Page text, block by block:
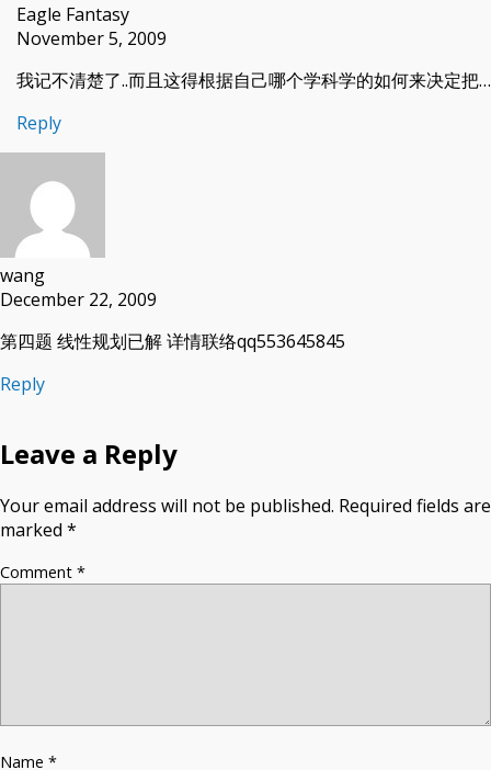
Eagle Fantasy
November 5, 2009
我记不清楚了..而且这得根据自己哪个学科学的如何来决定把…
Reply
wang
December 22, 2009
第四题 线性规划已解 详情联络qq553645845
Reply
Leave a Reply
Your email address will not be published. Required fields are
marked *
Comment *
Name *